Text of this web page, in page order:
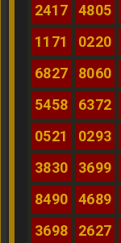
2417
4805
1171
0220
6827
8060
5458
6372
0521
0293
3830
3699
8490
4689
3698
2627